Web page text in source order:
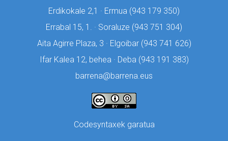
Erdikokale 2,1 · Ermua (943 179 350)
Errabal 15, 1. · Soraluze (943 751 304)
Aita Agirre Plaza, 3 · Elgoibar (943 741 626)
Ifar Kalea 12, behea · Deba (943 191 383)
barrena@barrena.eus
Codesyntaxek garatua